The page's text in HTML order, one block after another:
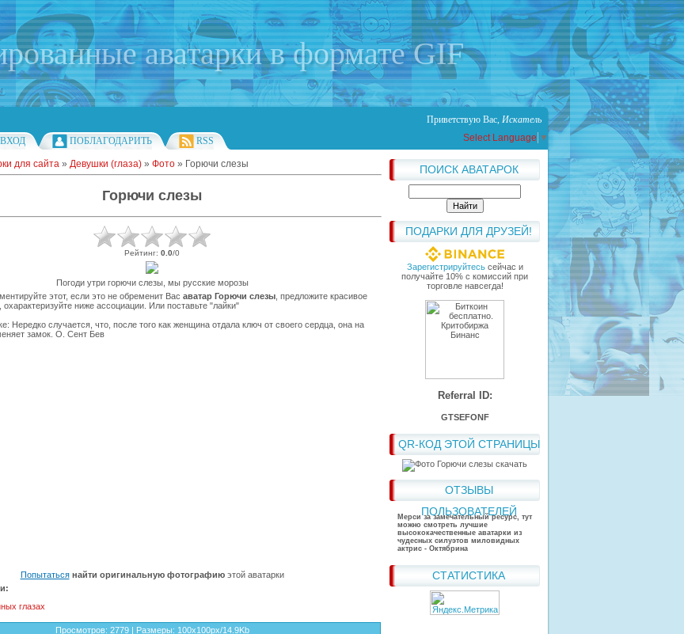
аватарки в формате GIF
Приветствую Вас, Искатель
ВХОД ПОБЛАГОДАРИТЬ RSS Select Language ▼
ПОИСК АВАТАРОК
ПОДАРКИ ДЛЯ ДРУЗЕЙ!
Зарегистрируйтесьсейчас и
получайте 10% с комиссий при
торговле навсегда!
Referral ID:
GTSEFONF
QR-КОД ЭТОЙ СТРАНИЦЫ
ОТЗЫВЫ
ПОЛЬЗОВАТЕЛЕЙ
Мерси за замечательный ресурс, тут
можно смотреть лучшие
высококачественные аватарки из
чудесных силуэтов миловидных
актрис - Октябрина
СТАТИСТИКА
для сайта » Девушки (глаза) » Фото » Горючи слезы
Горючи слезы
Рейтинг: 0.0/0
Погоди утри горючи слезы, мы русские морозы
этот, если это не обременит Вас аватар Горючи слезы , предложите красивое
охарактеризуйте ниже ассоциации. Или поставьте "лайки"
Нередко случается, что, после того как женщина отдала ключ от своего сердца, она на
замок. О. Сент Бев
Попытаться найти оригинальную фотографиюэтой аватарки
глазах
Просмотров: 2779 | Размеры: 100x100px/14.9Kb